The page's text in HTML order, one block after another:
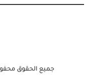
جميع الحقوق محفوظة © 2026 – 2013 |